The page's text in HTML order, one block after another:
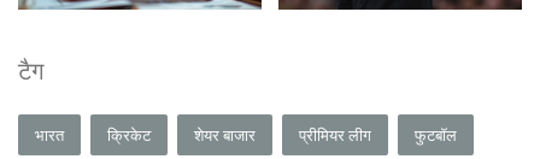
टैग
भारत क्रिकेट शेयर बाजार प्रीमियर लीग फुटबॉल